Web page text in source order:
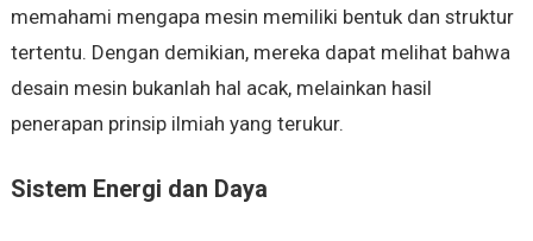
memahami mengapa mesin memiliki bentuk dan struktur
tertentu. Dengan demikian, mereka dapat melihat bahwa
desain mesin bukanlah hal acak, melainkan hasil
penerapan prinsip ilmiah yang terukur.
Sistem Energi dan Daya